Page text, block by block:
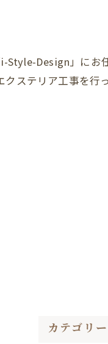
Style-Design」にお
ステリア工事を行
カテゴリー